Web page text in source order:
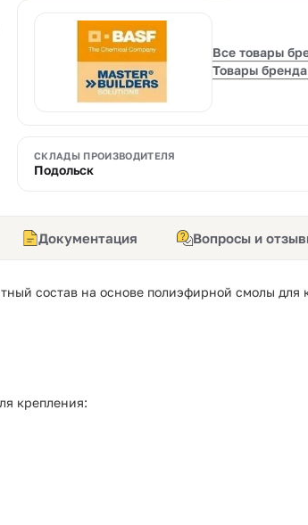
Все товары
Товары
СКЛАДЫ ПРОИЗВОДИТЕЛЯ
Подольск
Документация Вопросы и
состав на основе полиэфирной смолы
крепления: